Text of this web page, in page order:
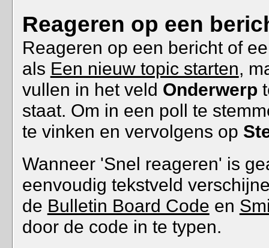
Reageren op een
Reageren op een bericht of
als Een nieuw topic starten,
vullen in het veld Onderwerp
staat. Om in een poll te
te vinken en vervolgens op
Wanneer 'Snel reageren' is
eenvoudig tekstveld
de Bulletin Board Code en
door de code in te typen.